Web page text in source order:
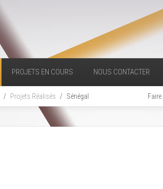
PROJETS EN COURS NOUS CONTACTER
Projets Réalisés Sénégal